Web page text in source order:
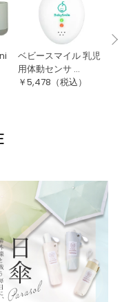
ベビースマイル 乳児
用体動センサ ...
￥5,478 （税込）